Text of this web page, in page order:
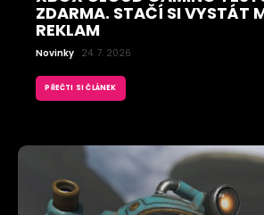
ZDARMA. STAČÍ SI VYSTÁT
REKLAM
Novinky 24. 7. 2026
PŘEČTI SI ČLÁNEK